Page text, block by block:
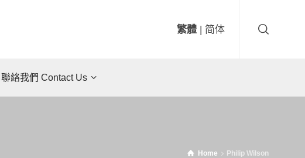
繁體 | 简体
聯絡我們 Contact Us
Home Philip Wilson